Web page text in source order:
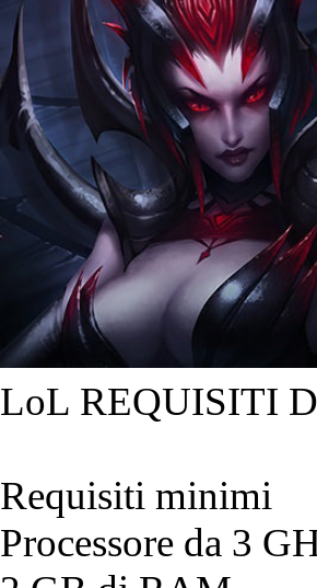
LoL REQUISITI
Requisiti minimi
Processore da 3